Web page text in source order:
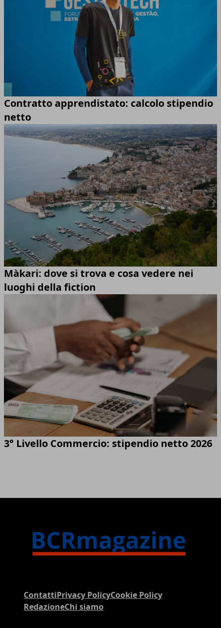
Contratto apprendistato: calcolo stipendio
netto
Màkari: dove si trova e cosa vedere nei
luoghi della fiction
3° Livello Commercio: stipendio netto 2026
ContattiPrivacy PolicyCookie Policy
RedazioneChi siamo